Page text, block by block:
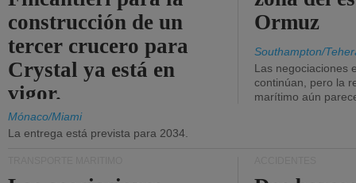
construcción de un
tercer crucero para
Crystal ya está en
vigor.
Mónaco/Miami
La entrega está prevista para 2034.
Ormuz
Southampton/
Las negociaciones
continúan, pero la
marítimo aún